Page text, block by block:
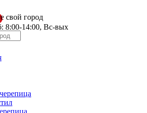
свой город
8:00-14:00, Вс-вых